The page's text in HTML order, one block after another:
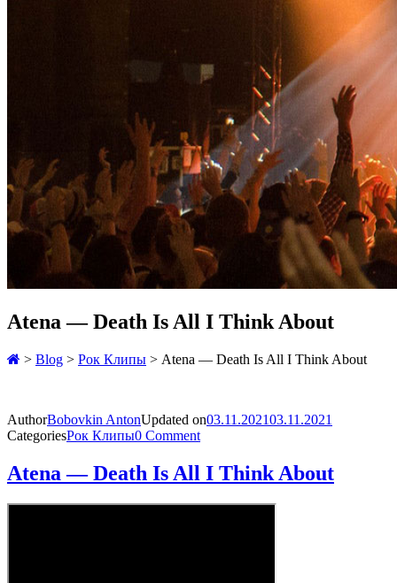
Atena — Death Is All I Think About
> Blog > Рок Клипы > Atena — Death Is All I Think About
AuthorBobovkin AntonUpdated on03.11.202103.11.2021
CategoriesРок Клипы0 Comment
Atena — Death Is All I Think About